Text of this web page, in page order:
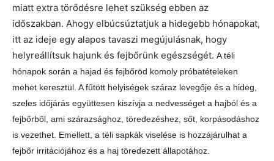
miatt extra törődésre lehet szükség ebben az
időszakban. Ahogy elbúcsúztatjuk a hidegebb hónapokat,
itt az ideje egy alapos tavaszi megújulásnak, hogy
helyreállítsuk hajunk és fejbőrünk egészségét. A téli
hónapok során a hajad és fejbőröd komoly próbatételeken
mehet keresztül. A fűtött helyiségek száraz levegője és a hideg,
szeles időjárás együttesen kiszívja a nedvességet a hajból és a
fejbőrből, ami szárazsághoz, töredezéshez, sőt, korpásodáshoz
is vezethet. Emellett, a téli sapkák viselése is hozzájárulhat a
fejbőr irritációjához és a haj töredezett állapotához.